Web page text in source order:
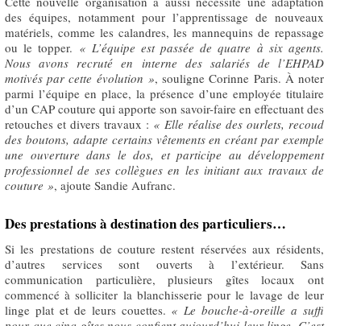
des équipes, notamment pour l’apprentissage de nouveaux
matériels, comme les calandres, les mannequins de repassage
ou le topper. « L’équipe est passée de quatre à six agents.
Nous avons recruté en interne des salariés de l’EHPAD
motivés par cette évolution », souligne Corinne Paris. À noter
parmi l’équipe en place, la présence d’une employée titulaire
d’un CAP couture qui apporte son savoir-faire en effectuant des
retouches et divers travaux : « Elle réalise des ourlets, recoud
des boutons, adapte certains vêtements en créant par exemple
une ouverture dans le dos, et participe au développement
professionnel de ses collègues en les initiant aux travaux de
couture », ajoute Sandie Aufranc.
Des prestations à destination des particuliers…
Si les prestations de couture restent réservées aux résidents,
d’autres services sont ouverts à l’extérieur. Sans
communication particulière, plusieurs gîtes locaux ont
commencé à solliciter la blanchisserie pour le lavage de leur
linge plat et de leurs couettes. «Le bouche-à-oreille a suffi